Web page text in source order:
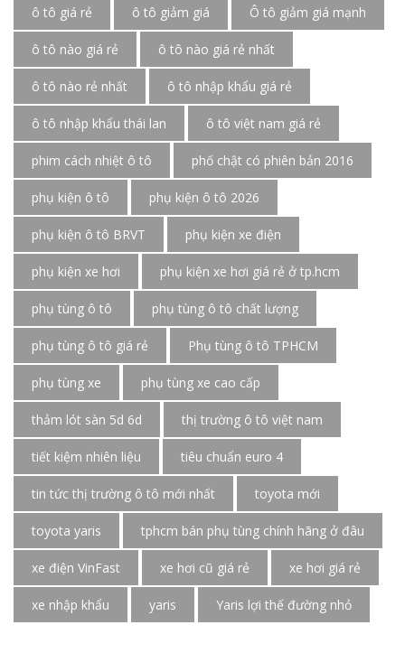
ô tô giá rẻ ô tô giảm giá Ô tô giảm giá mạnh
ô tô nào giá rẻ ô tô nào giá rẻ nhất
ô tô nào rẻ nhất ô tô nhập khẩu giá rẻ
ô tô nhập khẩu thái lan ô tô việt nam giá rẻ
phim cách nhiệt ô tô phố chật có phiên bản 2016
phụ kiện ô tô phụ kiện ô tô 2026
phụ kiện ô tô BRVT phụ kiện xe điện
phụ kiện xe hơi phụ kiện xe hơi giá rẻ ở tp.hcm
phụ tùng ô tô phụ tùng ô tô chất lượng
phụ tùng ô tô giá rẻ Phụ tùng ô tô TPHCM
phụ tùng xe phụ tùng xe cao cấp
thảm lót sàn 5d 6d thị trường ô tô việt nam
tiết kiệm nhiên liệu tiêu chuẩn euro 4
tin tức thị trường ô tô mới nhất toyota mới
toyota yaris tphcm bán phụ tùng chính hãng ở đâu
xe điện VinFast xe hơi cũ giá rẻ xe hơi giá rẻ
xe nhập khẩu yaris Yaris lợi thế đường nhỏ